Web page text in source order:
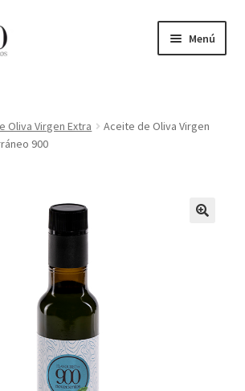
Menú
menú
hijo
Oliva Virgen Extra
Aceite de Oliva Virgen
900